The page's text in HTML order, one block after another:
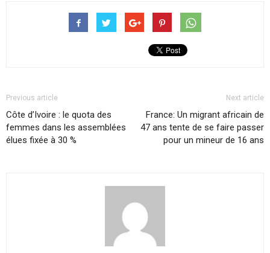
Previous article
Côte d’Ivoire : le quota des
femmes dans les assemblées
élues fixée à 30 %
Next article
France: Un migrant africain de
47 ans tente de se faire passer
pour un mineur de 16 ans